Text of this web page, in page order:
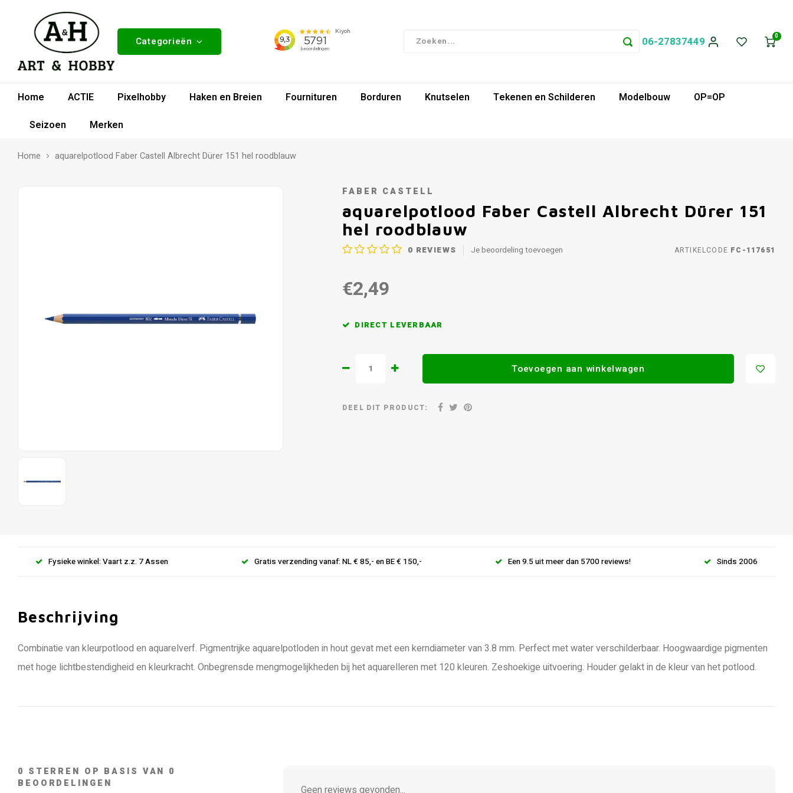
Categorieën 06-27837449 0
Home ACTIE Pixelhobby Haken en Breien Fournituren Borduren Knutselen Tekenen en Schilderen Modelbouw
OP=OP
Seizoen
Merken
Home aquarelpotlood Faber Castell Albrecht Dürer 151 hel roodblauw
FABER CASTELL
aquarelpotlood Faber Castell Albrecht Dürer 151
hel roodblauw
0 REVIEWS Je beoordeling toevoegen ARTIKELCODE FC-117651
€2,49
DIRECT LEVERBAAR
Toevoegen aan winkelwagen
DEEL DIT PRODUCT:
Fysieke winkel: Vaart z.z. 7 Assen Gratis verzending vanaf: NL € 85,- en BE € 150,- Een 9.5 uit meer dan 5700 reviews! Sinds 2006
Beschrijving
Combinatie van kleurpotlood en aquarelverf. Pigmentrijke aquarelpotloden in hout gevat met een kerndiameter van 3.8 mm. Perfect met water verschilderbaar. Hoogwaardige pigmenten
met hoge lichtbestendigheid en kleurkracht. Onbegrensde mengmogelijkheden bij het aquarelleren met 120 kleuren. Zeshoekige uitvoering. Houder gelakt in de kleur van het potlood.
0 STERREN OP BASIS VAN 0
BEOORDELINGEN
Geen reviews gevonden...